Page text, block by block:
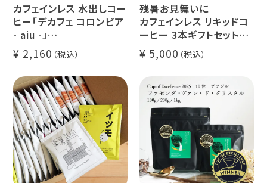
カフェインレス 水出しコー
ヒー「デカフェ コロンビア
- aiu -」
24g×6個（約12杯分）
マウンテンウォータープロ
セス カフェインレスコーヒ
ー豆100%使用 メール便
でお届け
2,160
残暑お見舞いに
カフェインレス リキッドコ
ーヒー 3本ギフトセット
クラッシュド デカフェ ゼリ
ー 1本
デカフェ オレベース【無
糖】1本
デカフェ アイスコーヒー 1
5,000